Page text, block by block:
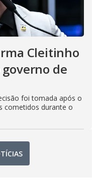
Cleitinho
de
foi tomada após o
cometidos durante o